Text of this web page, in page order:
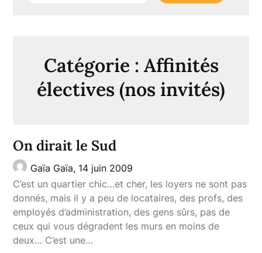
Catégorie : Affinités
électives (nos invités)
On dirait le Sud
Gaïa Gaïa, 14 juin 2009
C’est un quartier chic…et cher, les loyers ne sont pas
donnés, mais il y a peu de locataires, des profs, des
employés d’administration, des gens sûrs, pas de
ceux qui vous dégradent les murs en moins de
deux… C’est une…